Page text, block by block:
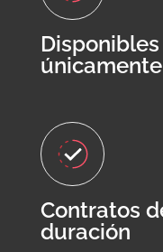
Contratos
duración